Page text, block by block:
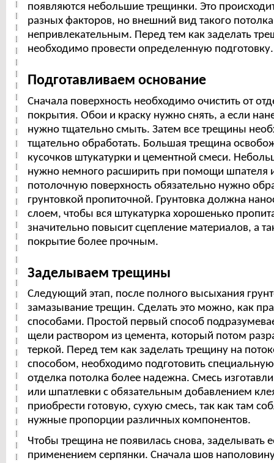
появляются небольшие трещинки. Это
разных факторов, но внешний вид такого потолка
непривлекательным. Перед тем как заделать
необходимо провести определенную подготовку.
Подготавливаем основание
Сначала поверхность необходимо очистить от
покрытия. Обои и краску нужно снять, а если
нужно тщательно смыть. Затем все трещины
тщательно обработать. Большая трещина
кусочков штукатурки и цементной смеси.
нужно немного расширить при помощи шпателя
потолочную поверхность обязательно нужно
грунтовкой пропиточной. Грунтовка должна
слоем, чтобы вся штукатурка хорошенько
значительно повысит сцепление материалов, а
покрытие более прочным.
Заделываем трещины
Следующий этап, после полного высыхания
замазывание трещин. Сделать это можно, как
способами. Простой первый способ
щели раствором из цемента, который потом
теркой. Перед тем как заделать трещину на
способом, необходимо подготовить
отделка потолка более надежна. Смесь
или шпатлевки с обязательным добавлением
приобрести готовую, сухую смесь, так как там
нужные пропорции различных компонентов.
Чтобы трещина не появилась снова, заделывать
применением серпянки. Сначала шов